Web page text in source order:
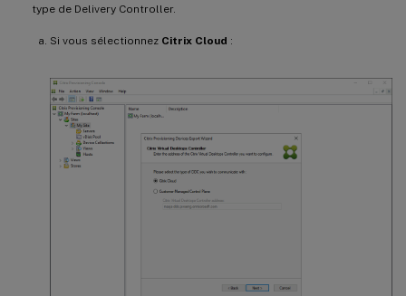
type de Delivery Controller.
Si vous sélectionnez Citrix Cloud :